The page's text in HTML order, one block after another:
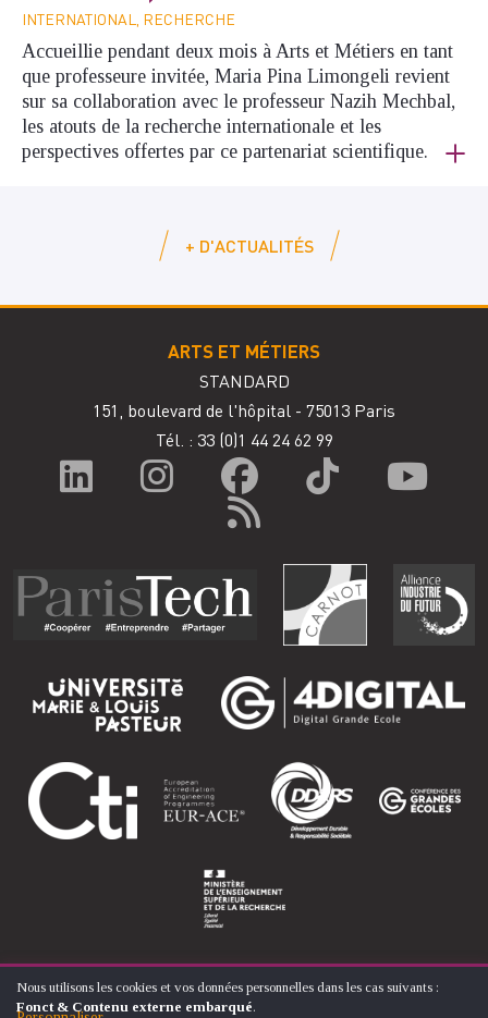
INTERNATIONAL, RECHERCHE
Accueillie pendant deux mois à Arts et Métiers en tant
que professeure invitée, Maria Pina Limongeli revient
sur sa collaboration avec le professeur Nazih Mechbal,
les atouts de la recherche internationale et les
perspectives offertes par ce partenariat scientifique.
+ D'ACTUALITÉS
ARTS ET MÉTIERS
STANDARD
151, boulevard de l'hôpital - 75013 Paris
Tél. : 33 (0)1 44 24 62 99
UTILISATION
Nous utilisons les cookies et vos données personnelles dans les cas suivants :
Fonct & Contenu externe embarqué.